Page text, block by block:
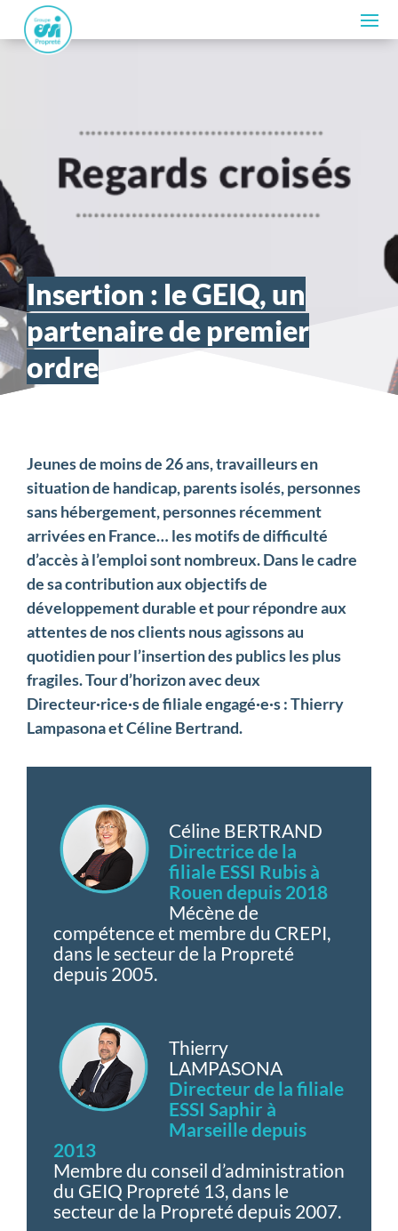
Insertion : le GEIQ, un
partenaire de premier
ordre
Jeunes de moins de 26 ans, travailleurs en
situation de handicap, parents isolés, personnes
sans hébergement, personnes récemment
arrivées en France… les motifs de difficulté
d’accès à l’emploi sont nombreux. Dans le cadre
de sa contribution aux objectifs de
développement durable et pour répondre aux
attentes de nos clients nous agissons au
quotidien pour l’insertion des publics les plus
fragiles. Tour d’horizon avec deux
Directeur·rice·s de filiale engagé·e·s : Thierry
Lampasona et Céline Bertrand.
Céline BERTRAND
Directrice de la
filiale ESSI Rubis à
Rouen depuis 2018
Mécène de
compétence et membre du CREPI,
dans le secteur de la Propreté
depuis 2005.
Thierry
LAMPASONA
Directeur de la filiale
ESSI Saphir à
Marseille depuis
2013
Membre du conseil d’administration
du GEIQ Propreté 13, dans le
secteur de la Propreté depuis 2007.